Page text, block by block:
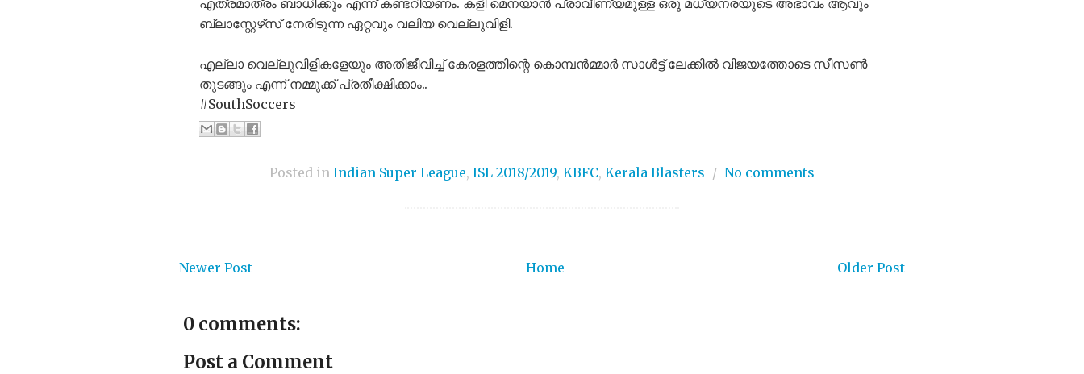
എത്രമാത്രം ബാധിക്കും എന്ന് കണ്ടറിയണം. കളി മെനയാൻ പ്രാവീണ്യമുള്ള ഒരു മധ്യനരയുടെ അഭാവം ആവും
ബ്ലാസ്റ്റേഴ്‌സ് നേരിടുന്ന ഏറ്റവും വലിയ വെല്ലുവിളി.
എല്ലാ വെല്ലുവിളികളേയും അതിജീവിച്ച് കേരളത്തിന്റെ കൊമ്പൻമ്മാർ സാൾട്ട് ലേക്കിൽ വിജയത്തോടെ സീസൺ
തുടങ്ങും എന്ന് നമ്മുക്ക് പ്രതീക്ഷിക്കാം..
#SouthSoccers
Posted in Indian Super League, ISL 2018/2019, KBFC, Kerala Blasters / No comments
Newer Post Older Post
Home
0 comments:
Post a Comment